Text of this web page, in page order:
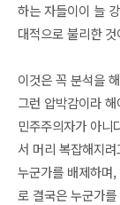
하는 자들이이 늘
대적으로 불리한
이것은 꼭 분석을
그런 압박감이라
민주주의자가 아니
서 머리 복잡해지
누군가를 배제하며
로 결국은 누군가